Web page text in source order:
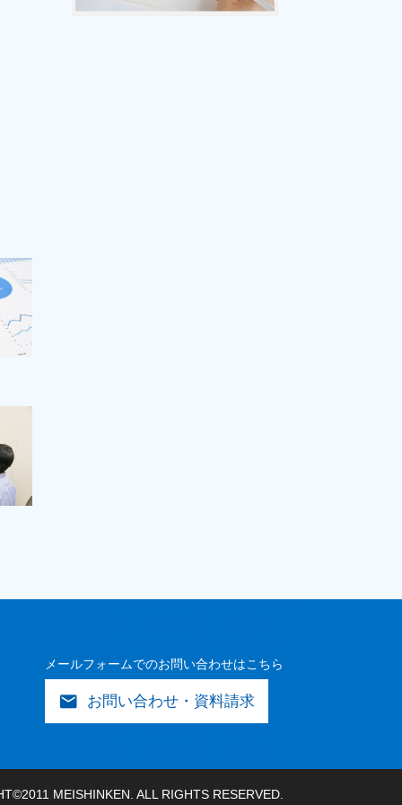
メールフォームでのお問い合わせはこちら
mail お問い合わせ・資料請求
MEISHINKEN. ALL RIGHTS RESERVED.